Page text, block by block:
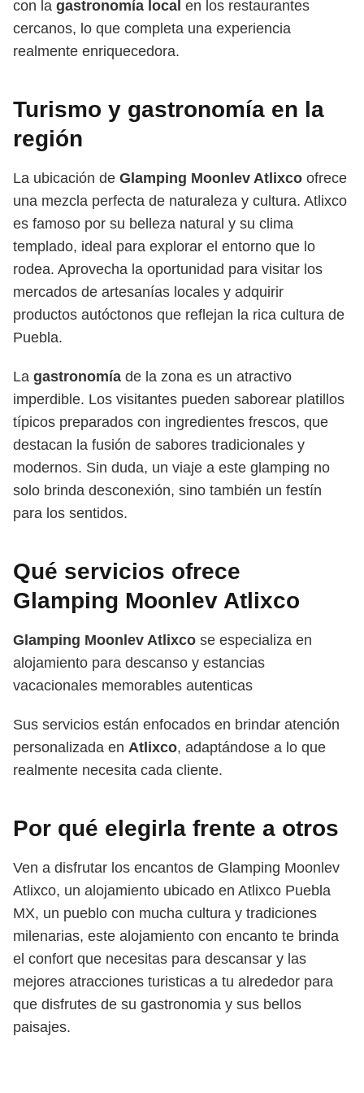
con la gastronomía local en los restaurantes
cercanos, lo que completa una experiencia
realmente enriquecedora.
Turismo y gastronomía en la
región
La ubicación de Glamping Moonlev Atlixco ofrece
una mezcla perfecta de naturaleza y cultura. Atlixco
es famoso por su belleza natural y su clima
templado, ideal para explorar el entorno que lo
rodea. Aprovecha la oportunidad para visitar los
mercados de artesanías locales y adquirir
productos autóctonos que reflejan la rica cultura de
Puebla.
La gastronomía de la zona es un atractivo
imperdible. Los visitantes pueden saborear platillos
típicos preparados con ingredientes frescos, que
destacan la fusión de sabores tradicionales y
modernos. Sin duda, un viaje a este glamping no
solo brinda desconexión, sino también un festín
para los sentidos.
Qué servicios ofrece
Glamping Moonlev Atlixco
Glamping Moonlev Atlixco se especializa en
alojamiento para descanso y estancias
vacacionales memorables autenticas
Sus servicios están enfocados en brindar atención
personalizada en Atlixco, adaptándose a lo que
realmente necesita cada cliente.
Por qué elegirla frente a otros
Ven a disfrutar los encantos de Glamping Moonlev
Atlixco, un alojamiento ubicado en Atlixco Puebla
MX, un pueblo con mucha cultura y tradiciones
milenarias, este alojamiento con encanto te brinda
el confort que necesitas para descansar y las
mejores atracciones turisticas a tu alrededor para
que disfrutes de su gastronomia y sus bellos
paisajes.